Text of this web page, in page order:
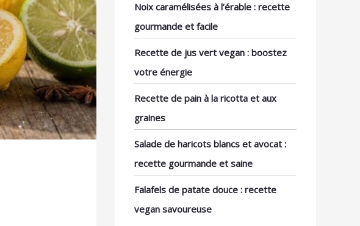
Noix caramélisées à l’érable : recette
gourmande et facile
Recette de jus vert vegan : boostez
votre énergie
Recette de pain à la ricotta et aux
graines
Salade de haricots blancs et avocat :
recette gourmande et saine
Falafels de patate douce : recette
vegan savoureuse